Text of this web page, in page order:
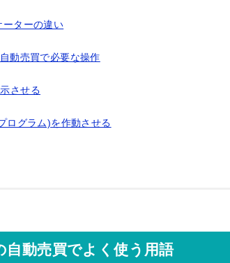
ーターの違い
動売買で必要な操作
させる
ログラム)を作動させる
自動売買でよく使う用語